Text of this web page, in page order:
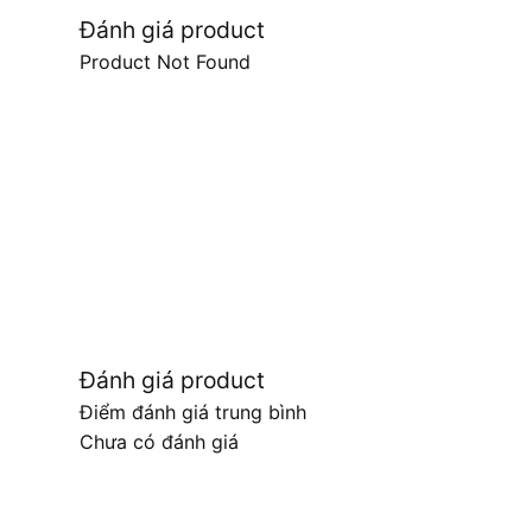
Đánh giá product
Product Not Found
Đánh giá product
Điểm đánh giá trung bình
Chưa có đánh giá